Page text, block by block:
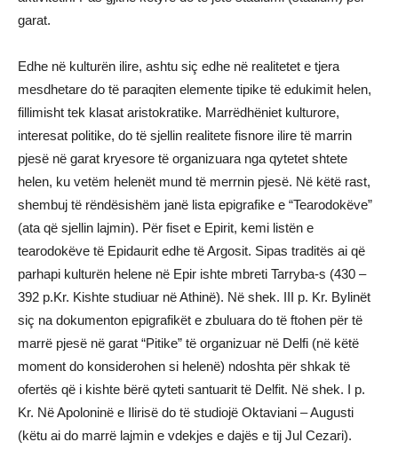
garat.
Edhe në kulturën ilire, ashtu siç edhe në realitetet e tjera
mesdhetare do të paraqiten elemente tipike të edukimit helen,
fillimisht tek klasat aristokratike. Marrëdhëniet kulturore,
interesat politike, do të sjellin realitete fisnore ilire të marrin
pjesë në garat kryesore të organizuara nga qytetet shtete
helen, ku vetëm helenët mund të merrnin pjesë. Në këtë rast,
shembuj të rëndësishëm janë lista epigrafike e “Tearodokëve”
(ata që sjellin lajmin). Për fiset e Epirit, kemi listën e
tearodokëve të Epidaurit edhe të Argosit. Sipas traditës ai që
parhapi kulturën helene në Epir ishte mbreti Tarryba-s (430 –
392 p.Kr. Kishte studiuar në Athinë). Në shek. III p. Kr. Bylinët
siç na dokumenton epigrafikët e zbuluara do të ftohen për të
marrë pjesë në garat “Pitike” të organizuar në Delfi (në këtë
moment do konsiderohen si helenë) ndoshta për shkak të
ofertës që i kishte bërë qyteti santuarit të Delfit. Në shek. I p.
Kr. Në Apoloninë e Ilirisë do të studiojë Oktaviani – Augusti
(këtu ai do marrë lajmin e vdekjes e dajës e tij Jul Cezari).